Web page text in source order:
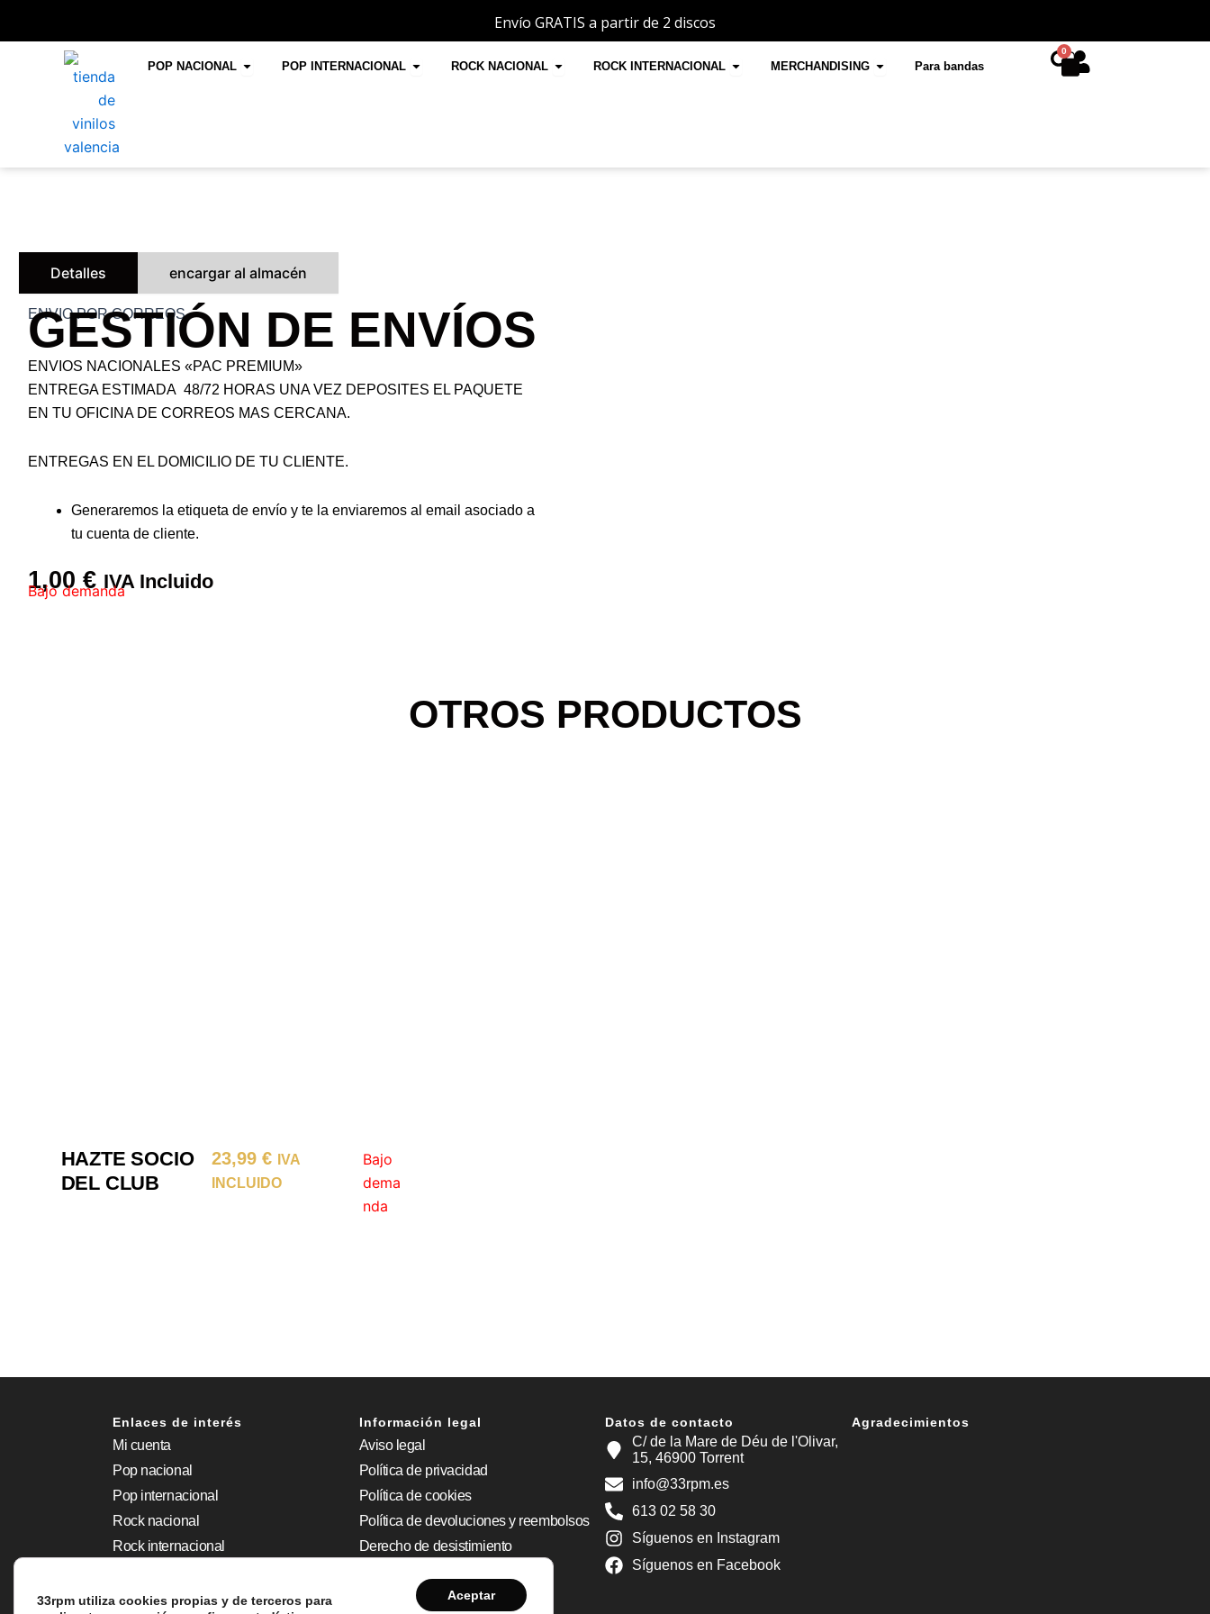
contenido
Envío GRATIS a partir de 2 discos
POP NACIONAL Open POP NACIONAL
POP INTERNACIONAL Open POP INTERNACIONAL
ROCK NACIONAL Open ROCK NACIONAL
ROCK INTERNACIONAL Open ROCK INTERNACIONAL
MERCHANDISING Open MERCHANDISING
Para bandas
0
Cart
Detalles encargar al almacén
ENVIO POR CORREOS
GESTIÓN DE ENVÍOS
ENVIOS NACIONALES «PAC PREMIUM»
ENTREGA ESTIMADA 48/72 HORAS UNA VEZ DEPOSITES EL PAQUETE
EN TU OFICINA DE CORREOS MAS CERCANA.
ENTREGAS EN EL DOMICILIO DE TU CLIENTE.
Generaremos la etiqueta de envío y te la enviaremos al email asociado a
tu cuenta de cliente.
1,00 € IVA Incluido
Bajo demanda
OTROS PRODUCTOS
HAZTE SOCIO
DEL CLUB
23,99€ IVA
INCLUIDO
Bajo
dema
nda
Enlaces de interés
Mi cuenta
Pop nacional
Pop internacional
Rock nacional
Rock internacional
Jazz – Soul
Información legal
Aviso legal
Política de privacidad
Política de cookies
Política de devoluciones y reembolsos
Derecho de desistimiento
Datos de contacto
C/ de la Mare de Déu de l'Olivar,
15, 46900 Torrent
info@33rpm.es
613 02 58 30
Síguenos en Instagram
Síguenos en Facebook
Agradecimientos
33rpm utiliza cookies propias y de terceros para
Aceptar